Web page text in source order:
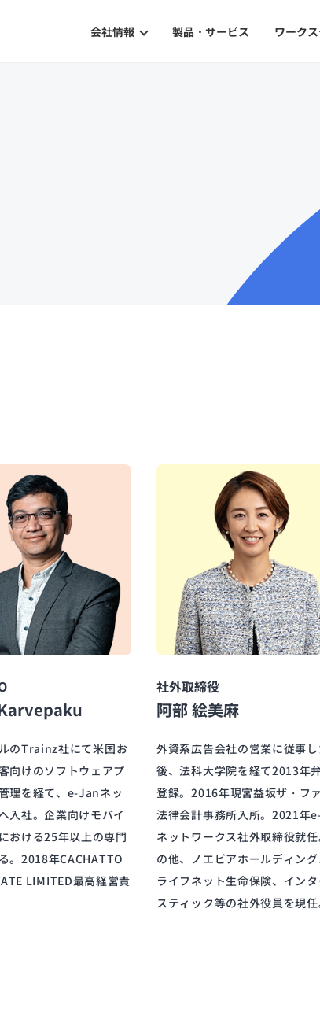
会社情報 製品・サービス ワーク
のTrainz社にて米国お
向けのソフトウェアプ
理を経て、e-Janネッ
入社。企業向けモバイ
おける25年以上の専門
。2018年CACHATTO
LIMITED最高経営責
社外取締役
阿部 絵美麻
外資系広告会社の営業に従事
後、法科大学院を経て2013年
登録。2016年現宮益坂ザ・フ
法律会計事務所入所。2021年
ネットワークス社外取締役就
の他、ノエビアホールディン
ライフネット生命保険、イン
スティック等の社外役員を現